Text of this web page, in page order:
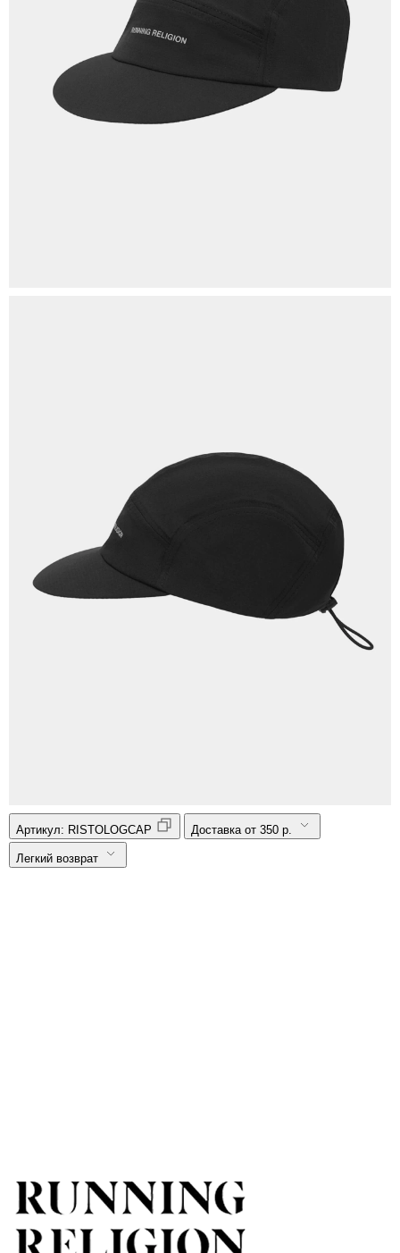
Артикул: RISTOLOGCAP Доставка от 350 р.
Легкий возврат